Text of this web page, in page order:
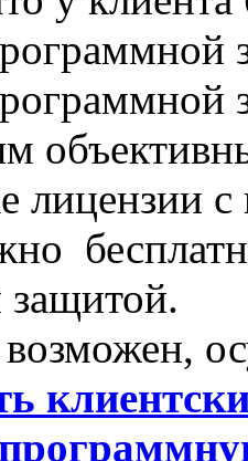
лицензии
защитой.